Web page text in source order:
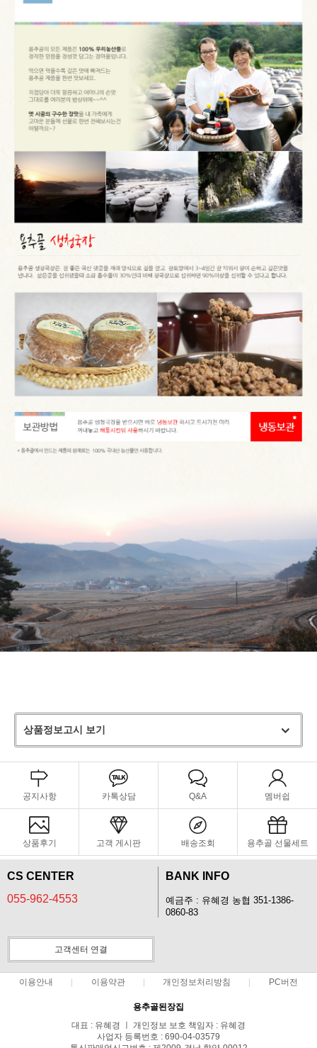
상품정보고시 보기
공지사항 카톡상담 Q&A 멤버쉽
상품후기 고객 게시판 배송조회 용추골 선물세트
CS CENTER
055-962-4553
BANK INFO
예금주 : 유혜경 농협 351-1386-
0860-83
고객센터 연결
이용안내 이용약관 개인정보처리방침 PC버전
용추골된장집
대표 : 유혜경 ㅣ 개인정보 보호 책임자 : 유혜경
사업자 등록번호 : 690-04-03579